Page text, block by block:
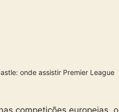
onde assistir Premier League